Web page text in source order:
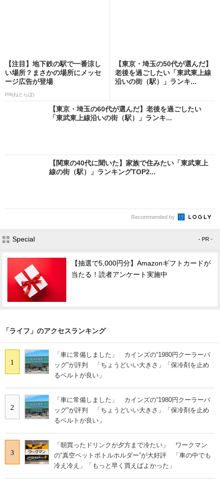
【注目】地下鉄の駅で一番涼し
い場所？まさかの場所にメッセ
ージ広告が登場
PR(ねとらぼ)
【東京・埼玉の50代が選んだ】
老後を過ごしたい「東武東上線
沿いの街（駅）」ランキ...
【東京・埼玉の60代が選んだ】老後を過ごしたい
「東武東上線沿いの街（駅）」ランキ...
【関東の40代に聞いた】家族で住みたい「東武東上
線の街（駅）」ランキングTOP2...
Recommended by
Special - PR -
【抽選で5,000円分】Amazonギフトカードが
当たる！読者アンケート実施中
「ライフ」のアクセスランキング
1
「車に常備しました」 カインズの“1980円クーラーバ
ッグ”が評判 「ちょうどいい大きさ」「保冷剤を止め
るベルトが良い」
2
「車に常備しました」 カインズの“1980円クーラーバ
ッグ”が評判 「ちょうどいい大きさ」「保冷剤を止め
るベルトが良い」
3
「朝買ったドリンクが夕方まで冷たい」 ワークマン
の“真空ペットボトルホルダー”が大好評 「車の中でも
冷え冷え」「もっと早く買えばよかった」